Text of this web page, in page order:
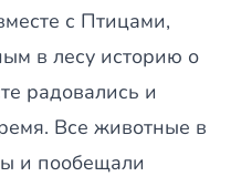
с Птицами,
в лесу историю о
радовались и
Все животные в
и пообещали